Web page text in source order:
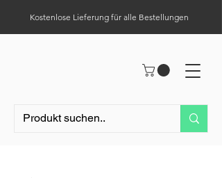
Kostenlose Lieferung für alle Bestellungen